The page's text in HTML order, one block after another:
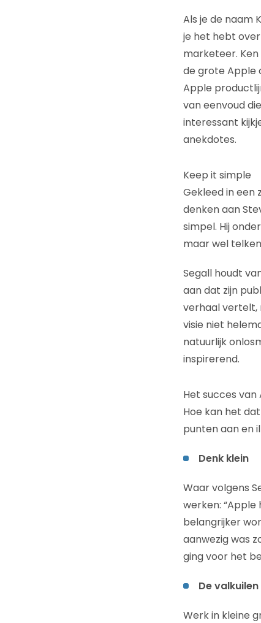
Als je de naam
je het hebt
marketeer.
de grote Apple
Apple
van eenvoud
interessant
anekdotes.
Keep it simple
Gekleed in een
denken aan
simpel. Hij
maar wel
Segall houdt
aan dat zijn
verhaal vertelt,
visie niet
natuurlijk
inspirerend.
Het succes van
Hoe kan het
punten aan en
Denk klein
Waar volgens
werken:
belangrijker
aanwezig was
ging voor het
De
Werk in kleine